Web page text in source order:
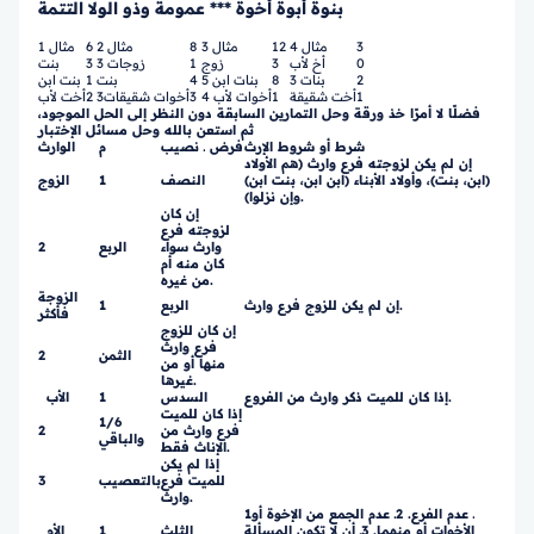
بنوةٌ أُبوةٌ أُخوةٌ *** عمومةٌ وذو الولا التتمة
مثال 1 6 مثال 2 8 مثال 3 12 مثال 4
3
بنت
3 3 زوجات 1 زوج 3 أخ لأب
0
بنت ابن 1 بنت 4 5 بنات ابن 8 3 بنات
2
أخت لأب2 3أخوات شقيقات3 4 أخوات لأب1 أخت شقيقة1
فضلًا لا أمرًا خذ ورقة وحل التمارين السابقة دون النظر إلى الحل الموجود،
ثم استعن بالله وحل مسائل الإختبار
الوارث
م فرض ـ نصيبشرط أو شروط الإرث
الزوج
1 النصف
إن لم يكن لزوجته فرع وارث (هم الأولاد
(ابن، بنت)، وأولاد الأبناء (ابن ابن، بنت ابن)
وإن نزلوا).
2 الربع
إن كان
لزوجته فرع
وارث سواء
كان منه أم
من غيره.
الزوجة
فأكثر
1 الربع إن لم يكن للزوج فرع وارث.
2 الثمن
إن كان للزوج
فرع وارث
منها أو من
غيرها.
الأب
1 السدس
إذا كان للميت ذكر وارث من الفروع.
2
1/6
والباقي
إذا كان للميت
فرع وارث من
الإناث فقط.
3
بالتعصيب
إذا لم يكن
للميت فرع
وارث.
الأم
1 الثلث
1ـ عدم الفرع. 2ـ عدم الجمع من الإخوة أو
الأخوات أو منهما. 3ـ أن لا تكون المسألة